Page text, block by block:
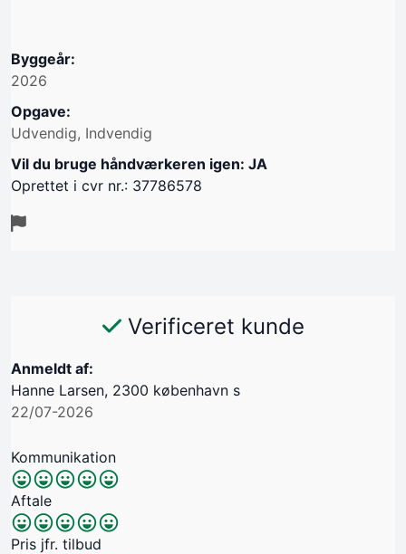
Byggeår:
2026
Opgave:
Udvendig, Indvendig
Vil du bruge håndværkeren igen: JA
Oprettet i cvr nr.: 37786578
Verificeret kunde
Anmeldt af:
Hanne Larsen, 2300 københavn s
22/07-2026
Kommunikation
Aftale
Pris jfr. tilbud